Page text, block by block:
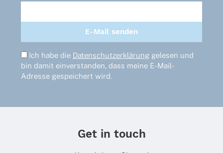
Ich habe die Datenschutzerklärung gelesen und
bin damit einverstanden, dass meine E-Mail-
Adresse gespeichert wird.
Get in touch